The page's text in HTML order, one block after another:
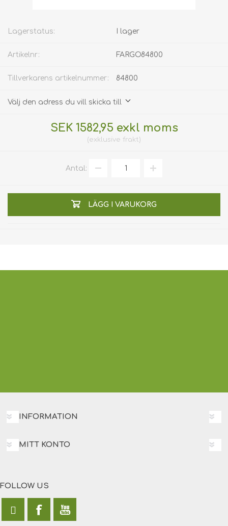
Lagerstatus: I lager
Artikelnr: FARGO84800
Tillverkarens artikelnummer: 84800
Välj den adress du vill skicka till
SEK 1582,95 exkl moms
exklusive frakt
Antal:
LÄGG I VARUKORG
INFORMATION
MITT KONTO
FOLLOW US